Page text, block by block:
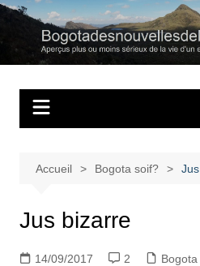
Aller
contenu
Regards personnels sur la vie
Accueil Bogota soif?
Jus bizarre
14/09/2017 2